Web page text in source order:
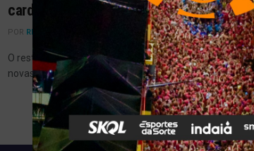
cardápio
POR REDAÇÃO
O restaurante, referência em culinária mediterrânea,
novas entradas para o cardápio